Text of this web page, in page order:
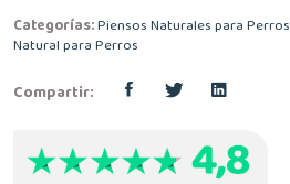
Categorías:Piensos Naturales para Perros
Natural para Perros
Compartir: